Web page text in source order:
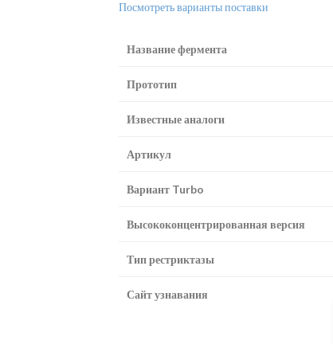
Посмотреть варианты поставки
Название фермента
Прототип
Известные аналоги
Артикул
Вариант Turbo
Высококонцентрированная версия
Тип рестриктазы
Сайт узнавания